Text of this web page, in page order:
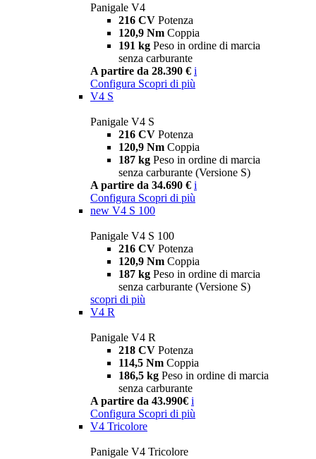
Panigale V4
216 CV Potenza
120,9 Nm Coppia
191 kg Peso in ordine di marcia
senza carburante
A partire da 28.390 € i
Configura Scopri di più
V4 S
Panigale V4 S
216 CV Potenza
120,9 Nm Coppia
187 kg Peso in ordine di marcia
senza carburante (Versione S)
A partire da 34.690 € i
Configura Scopri di più
new V4 S 100
Panigale V4 S 100
216 CV Potenza
120,9 Nm Coppia
187 kg Peso in ordine di marcia
senza carburante (Versione S)
scopri di più
V4 R
Panigale V4 R
218 CV Potenza
114,5 Nm Coppia
186,5 kg Peso in ordine di marcia
senza carburante
A partire da 43.990€ i
Configura Scopri di più
V4 Tricolore
Panigale V4 Tricolore